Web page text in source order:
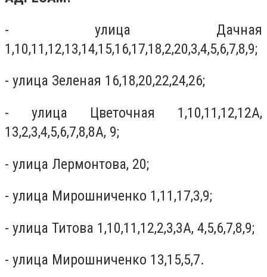
- улица Дачная
1,10,11,12,13,14,15,16,17,18,2,20,3,4,5,6,7,8,9;
- улица Зеленая 16,18,20,22,24,26;
- улица Цветочная 1,10,11,12,12А,
13,2,3,4,5,6,7,8,8А, 9;
- улица Лермонтова, 20;
- улица Мирошниченко 1,11,17,3,9;
- улица Титова 1,10,11,12,2,3,3А, 4,5,6,7,8,9;
- улица Мирошниченко 13,15,5,7.